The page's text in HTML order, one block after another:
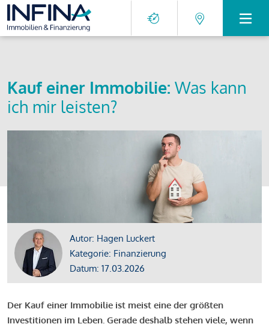
Kauf einer Immobilie: Was kann
ich mir leisten?
Autor: Hagen Luckert
Kategorie: Finanzierung
Datum: 17.03.2026
Der Kauf einer Immobilie ist meist eine der größten
Investitionen im Leben. Gerade deshalb stehen viele, wenn